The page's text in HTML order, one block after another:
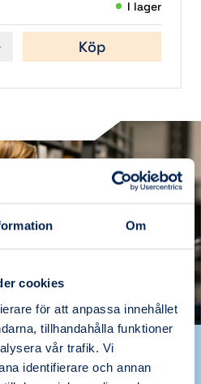
Om
cookies
för att anpassa innehållet
tillhandahålla funktioner
vår trafik. Vi
identifierare och annan
I lager
(2)
Köp